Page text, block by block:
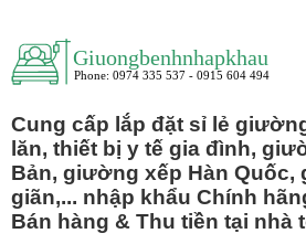
Cung cấp lắp đặt sỉ lẻ
lăn, thiết bị y tế gia đình,
Bản, giường xếp Hàn Quốc,
giãn,... nhập khẩu Chính
Bán hàng & Thu tiền tại nhà